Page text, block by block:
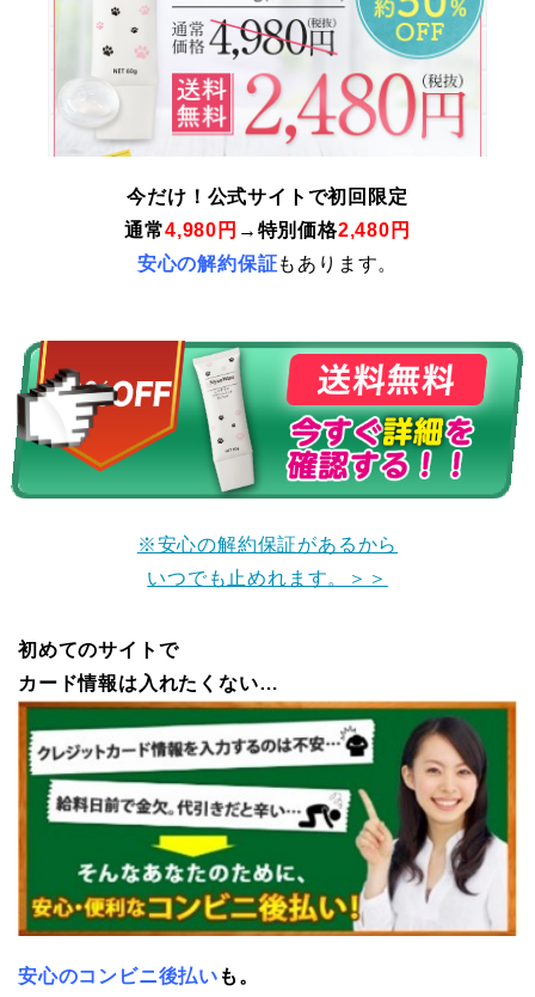
今だけ！公式サイトで初回限定
通常4,980円 →特別価格2,480円
安心の解約保証もあります。
※安心の解約保証があるから
いつでも止めれます。＞＞
初めてのサイトで
カード情報は入れたくない…
安心のコンビニ後払い も。